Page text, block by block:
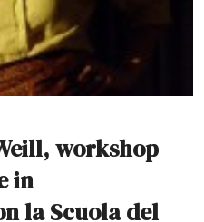
workshop
in
la Scuola del